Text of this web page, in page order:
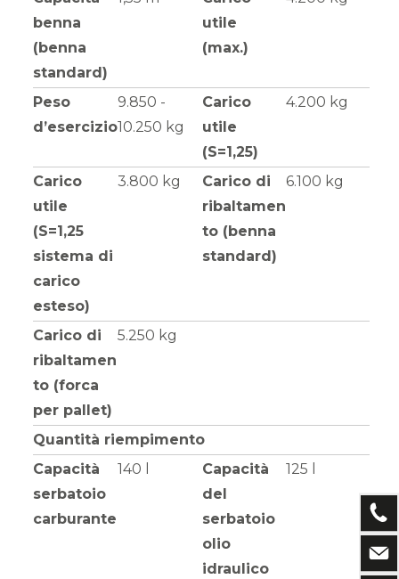
benna
(benna
standard)
utile
(max.)
Peso
d’esercizio
9.850 -
10.250 kg
Carico
utile
(S=1,25)
4.200 kg
Carico
utile
(S=1,25
sistema di
carico
esteso)
3.800 kg
Carico di
ribaltamen
to (benna
standard)
6.100 kg
Carico di
ribaltamen
to (forca
per pallet)
5.250 kg
Quantità riempimento
Capacità
serbatoio
carburante
140 l
Capacità
del
serbatoio
olio
idraulico
125 l